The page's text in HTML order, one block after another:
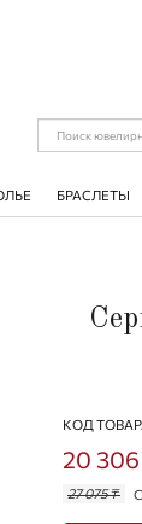
БРАСЛЕТЫ
КОД
20
27 075 ₸